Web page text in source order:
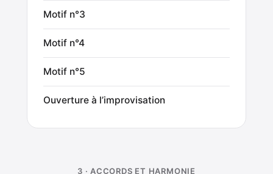
Motif n°3
Motif n°4
Motif n°5
Ouverture à l’improvisation
3 · ACCORDS ET HARMONIE